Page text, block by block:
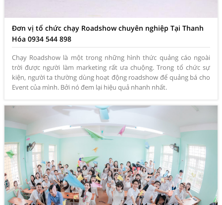
Đơn vị tổ chức chạy Roadshow chuyên nghiệp Tại Thanh
Hóa 0934 544 898
Chạy Roadshow là một trong những hình thức quảng cáo ngoài
trời được người làm marketing rất ưa chuộng. Trong tổ chức sự
kiện, người ta thường dùng hoạt động roadshow để quảng bá cho
Event của mình. Bởi nó đem lại hiệu quả nhanh nhất.